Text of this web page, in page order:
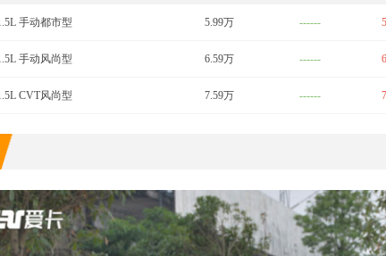
手动都市型 5.99万 ------
手动风尚型 6.59万 ------
CVT风尚型 7.59万 ------